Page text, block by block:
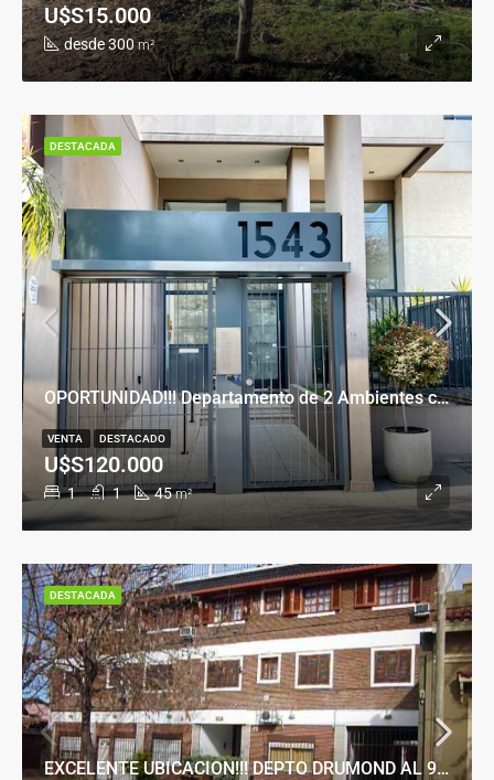
desde 300 m²
U$S15.000
OPORTUNIDAD!!! Departamento de 2 Ambientes con Cochera en Banfield Este
1 1 45 m²
U$S120.000
VENTA DESTACADO
DESTACADA
EXCELENTE UBICACION!!! DEPTO DRUMOND AL 900
DESTACADA